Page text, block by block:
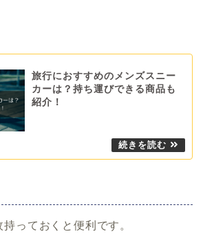
旅行におすすめのメンズスニー
カーは？持ち運びできる商品も
紹介！
っておくと便利です。